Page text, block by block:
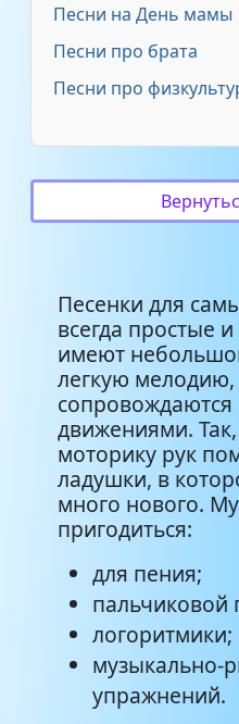
_Ludochi_ 2012. -
год.Сл.Инги
Слушание
ладушки
Фолк-шоу группа
Ладушки да
Песни на День мамы
Песни про брата
Песни про
Песенки для
всегда простые
имеют
легкую мелодию,
движениями.
моторику рук
ладушки, в
много нового.
пригодиться:
для пения;
пальчиковой
логоритмики;
музыкально-
упражнений.